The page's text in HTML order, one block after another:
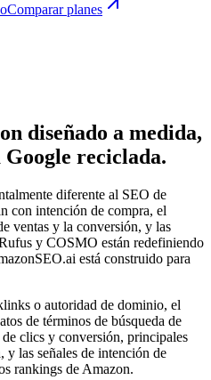
Comparar planes
diseñado a medida,
reciclada.
diferente al SEO de
con intención de compra, el
ventas y la conversión, y las
y COSMO están redefiniendo
está construido para
o autoridad de dominio, el
de términos de búsqueda de
clics y conversión, principales
y las señales de intención de
rankings de Amazon.